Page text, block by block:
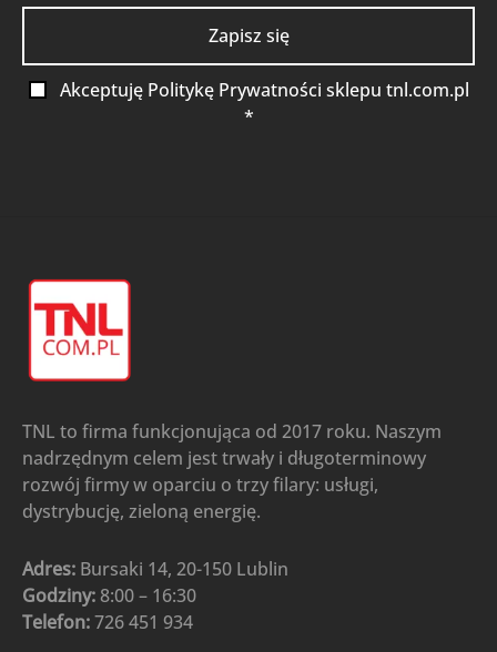
Akceptuję Politykę Prywatności sklepu tnl.com.pl
*
TNL to firma funkcjonująca od 2017 roku. Naszym
nadrzędnym celem jest trwały i długoterminowy
rozwój firmy w oparciu o trzy filary: usługi,
dystrybucję, zieloną energię.
Adres: Bursaki 14, 20-150 Lublin
Godziny: 8:00 – 16:30
Telefon:726 451 934